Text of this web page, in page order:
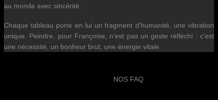
au monde avec sincérité.
Chaque tableau porte en lui un fragment d’humanité, une vibration
unique. Peindre, pour Françoise, n’est pas un geste réfléchi : c’est
une nécessité, un bonheur brut, une énergie vitale.
NOS FAQ